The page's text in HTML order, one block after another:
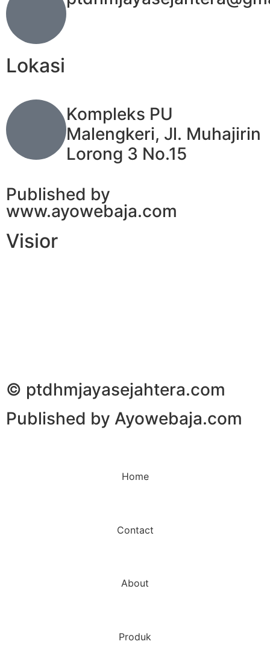
Lokasi
Kompleks PU
Malengkeri, Jl. Muhajirin
Lorong 3 No.15
Published by
www.ayowebaja.com
Visior
© ptdhmjayasejahtera.com
Published by Ayowebaja.com
Home
Contact
About
Produk